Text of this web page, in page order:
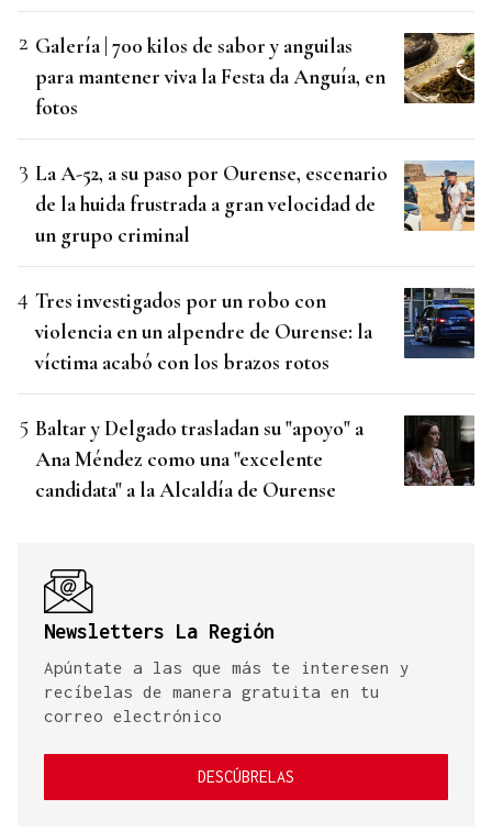
Galería | 700 kilos de sabor y anguilas
para mantener viva la Festa da Anguía, en
fotos
La A-52, a su paso por Ourense, escenario
de la huida frustrada a gran velocidad de
un grupo criminal
Tres investigados por un robo con
violencia en un alpendre de Ourense: la
víctima acabó con los brazos rotos
Baltar y Delgado trasladan su "apoyo" a
Ana Méndez como una "excelente
candidata" a la Alcaldía de Ourense
Newsletters La Región
Apúntate a las que más te interesen y
recíbelas de manera gratuita en tu
correo electrónico
DESCÚBRELAS